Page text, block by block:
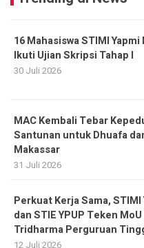
16 Mahasiswa STIMI
Ikuti Ujian Skripsi Tahap I
30 Juli 2026
MAC Kembali Tebar
Santunan untuk Dhuafa
Makassar
31 Juli 2026
Perkuat Kerja Sama,
dan STIE YPUP Teken
Tridharma Perguruan
12 Juli 2026